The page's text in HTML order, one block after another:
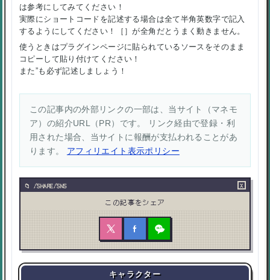
は参考にしてみてください！
実際にショートコードを記述する場合は全て半角英数字で記入
するようにしてください！［］が全角だとうまく動きません。
使うときはプラグインページに貼られているソースをそのまま
コピーして貼り付けてください！
また”も必ず記述しましょう！
この記事内の外部リンクの一部は、当サイト（マネモ
ア）の紹介URL（PR）です。 リンク経由で登録・利
用された場合、当サイトに報酬が支払われることがあ
ります。 アフィリエイト表示ポリシー
/SHARE/SNS ×
この記事をシェア
キャラクター